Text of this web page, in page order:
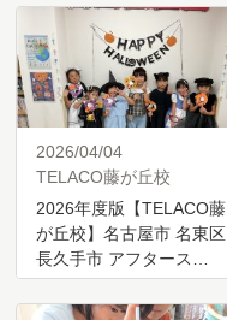
2026/04/04
TELACO藤が丘校
2026年度版【TELACO藤
が丘校】名古屋市 名東区
長久手市 アフタース…